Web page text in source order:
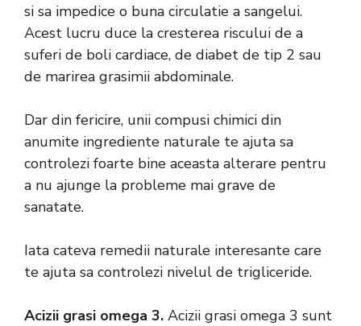
si sa impedice o buna circulatie a sangelui.
Acest lucru duce la cresterea riscului de a
suferi de boli cardiace, de diabet de tip 2 sau
de marirea grasimii abdominale.
Dar din fericire, unii compusi chimici din
anumite ingrediente naturale te ajuta sa
controlezi foarte bine aceasta alterare pentru
a nu ajunge la probleme mai grave de
sanatate.
Iata cateva remedii naturale interesante care
te ajuta sa controlezi nivelul de trigliceride.
Acizii grasi omega 3. Acizii grasi omega 3 sunt